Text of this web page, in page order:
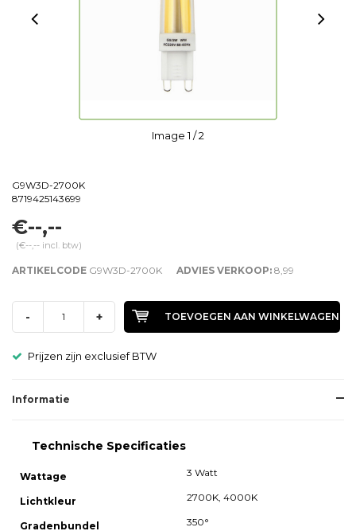
Image1 / 2
G9W3D-2700K
8719425143699
€--,--
(€--,-- incl. btw)
ARTIKELCODE G9W3D-2700K ADVIES VERKOOP: 8,99
- + TOEVOEGEN AAN WINKELWAGEN
Prijzen zijn exclusief BTW
Informatie
Technische Specificaties
Wattage 3 Watt
Lichtkleur 2700K, 4000K
Gradenbundel 350°